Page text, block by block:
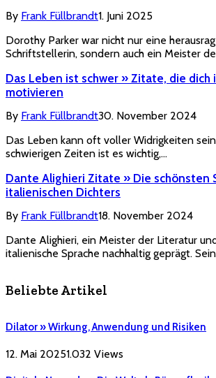
By Frank Füllbrandt1. Juni 2025
Dorothy Parker war nicht nur eine
Schriftstellerin, sondern auch ein Meister
Das Leben ist schwer » Zitate, die dich
motivieren
By Frank Füllbrandt30. November 2024
Das Leben kann oft voller Widrigkeiten
schwierigen Zeiten ist es wichtig,…
Dante Alighieri Zitate » Die schönsten
italienischen Dichters
By Frank Füllbrandt18. November 2024
Dante Alighieri, ein Meister der Literatur
italienische Sprache nachhaltig geprägt.
Beliebte Artikel
Dilator » Wirkung, Anwendung und Risiken
12. Mai 20251.032 Views